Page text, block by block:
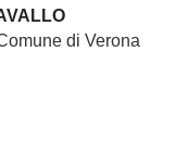
di Verona